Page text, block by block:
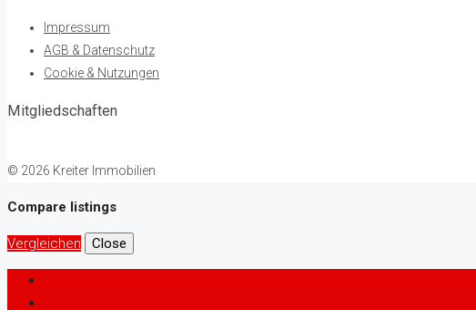
Impressum
AGB & Datenschutz
Cookie & Nutzungen
Mitgliedschaften
© 2026 Kreiter Immobilien
Compare listings
Vergleichen Close